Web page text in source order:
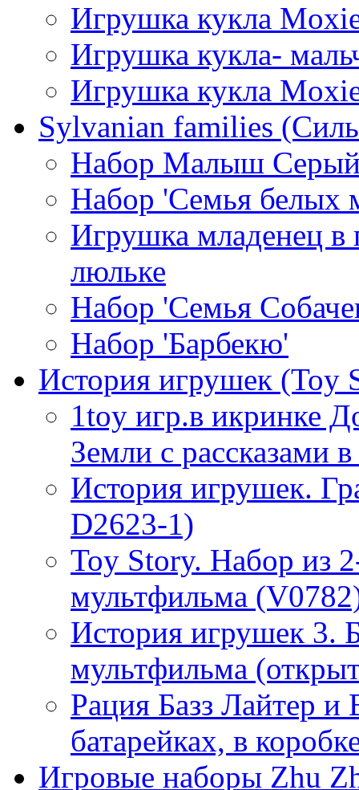
Игрушка кукла
Игрушка кукла-
Игрушка кукла
Sylvanian families
Набор Малыш Серый
Набор 'Семья белых
Игрушка младенец в
люльке
Набор 'Семья
Набор 'Барбекю'
История игрушек (Toy
1toy игр.в икринке
Земли с рассказами
История игрушек.
D2623-1)
Toy Story. Набор из
мультфильма
История игрушек 3.
мультфильма
Рация Базз Лайтер
батарейках, в
Игровые наборы Zhu